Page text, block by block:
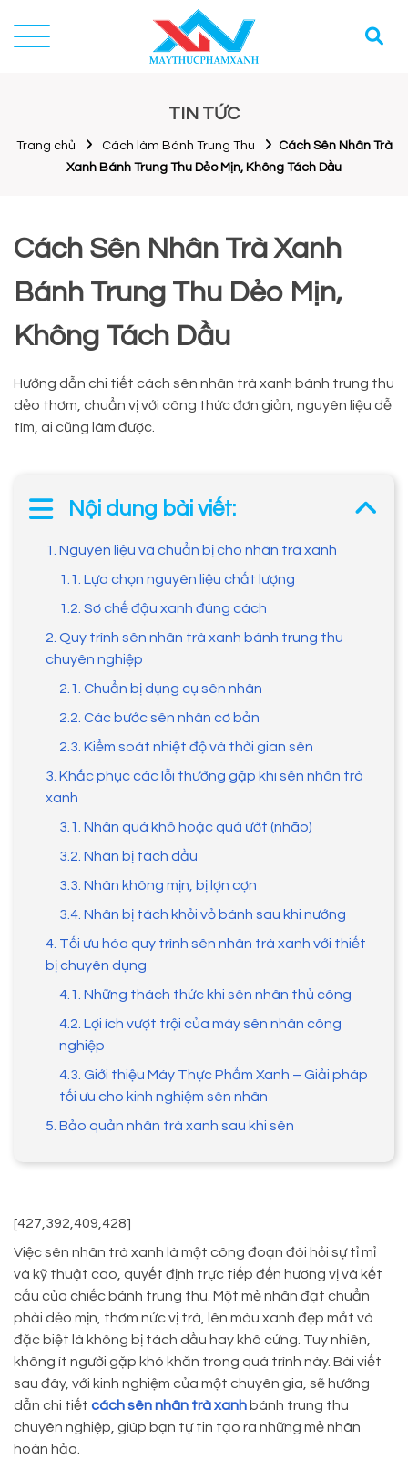
TIN TỨC
Trang chủ Cách làm Bánh Trung Thu
Cách Sên Nhân Trà
Xanh Bánh Trung Thu Dẻo Mịn, Không Tách Dầu
Cách Sên Nhân Trà Xanh
Bánh Trung Thu Dẻo Mịn,
Không Tách Dầu
Hướng dẫn chi tiết cách sên nhân trà xanh bánh trung thu
dẻo thơm, chuẩn vị với công thức đơn giản, nguyên liệu dễ
tìm, ai cũng làm được.
Nội dung bài viết:
1. Nguyên liệu và chuẩn bị cho nhân trà xanh
1.1. Lựa chọn nguyên liệu chất lượng
1.2. Sơ chế đậu xanh đúng cách
2. Quy trình sên nhân trà xanh bánh trung thu
chuyên nghiệp
2.1. Chuẩn bị dụng cụ sên nhân
2.2. Các bước sên nhân cơ bản
2.3. Kiểm soát nhiệt độ và thời gian sên
3. Khắc phục các lỗi thường gặp khi sên nhân trà
xanh
3.1. Nhân quá khô hoặc quá ướt (nhão)
3.2. Nhân bị tách dầu
3.3. Nhân không mịn, bị lợn cợn
3.4. Nhân bị tách khỏi vỏ bánh sau khi nướng
4. Tối ưu hóa quy trình sên nhân trà xanh với thiết
bị chuyên dụng
4.1. Những thách thức khi sên nhân thủ công
4.2. Lợi ích vượt trội của máy sên nhân công
nghiệp
4.3. Giới thiệu Máy Thực Phẩm Xanh – Giải pháp
tối ưu cho kinh nghiệm sên nhân
5. Bảo quản nhân trà xanh sau khi sên
[427,392,409,428]
Việc sên nhân trà xanh là một công đoạn đòi hỏi sự tỉ mỉ
và kỹ thuật cao, quyết định trực tiếp đến hương vị và kết
cấu của chiếc bánh trung thu. Một mẻ nhân đạt chuẩn
phải dẻo mịn, thơm nức vị trà, lên màu xanh đẹp mắt và
đặc biệt là không bị tách dầu hay khô cứng. Tuy nhiên,
không ít người gặp khó khăn trong quá trình này. Bài viết
sau đây, với kinh nghiệm của một chuyên gia, sẽ hướng
dẫn chi tiết cách sên nhân trà xanhbánh trung thu
chuyên nghiệp, giúp bạn tự tin tạo ra những mẻ nhân
hoàn hảo.